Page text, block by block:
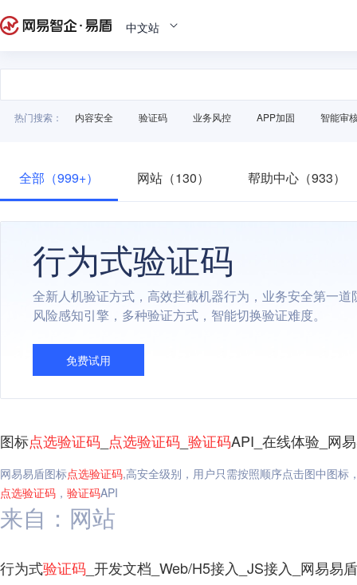
中文站
热门搜索： 内容安全 验证码 业务风控 APP加固 智能审
全部（999+） 网站（130） 帮助中心（933）
行为式验证码
全新人机验证方式，高效拦截机器行为，业务安全第一道
风险感知引擎，多种验证方式，智能切换验证难度。
免费试用
图标点选验证码 点选验证码 验证码API_在线体验_网
网易易盾图标点选验证码,高安全级别，用户只需按照顺序点击图中图标
点选验证码 ， 验证码API
来自：网站
行为式验证码 _开发文档_Web/H5接入_JS接入_网易易盾